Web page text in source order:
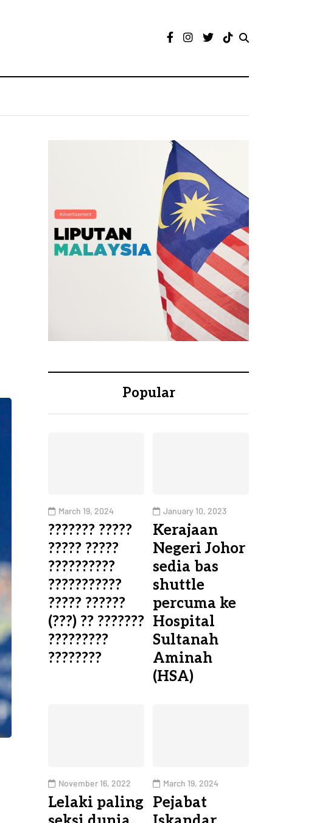
Popular
March 19, 2024
??????? ?????
????? ?????
??????????
???????????
????? ??????
(???) ?? ???????
?????????
????????
January 10, 2023
Kerajaan
Negeri Johor
sedia bas
shuttle
percuma ke
Hospital
Sultanah
Aminah
(HSA)
November 16, 2022
Lelaki paling
March 19, 2024
Pejabat